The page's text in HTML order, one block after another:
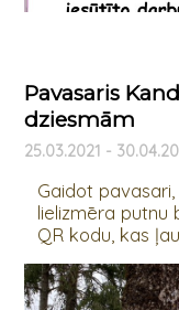
Pavasaris
dziesmām
25.03.2021 -
Gaidot
lielizmēra putnu
QR kodu, kas